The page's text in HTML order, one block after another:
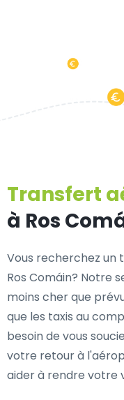
Transfert
à Ros
Vous recherchez
Ros Comáin? Notre
moins cher que
que les taxis au
besoin de vous
votre retour à
aider à rendre votre